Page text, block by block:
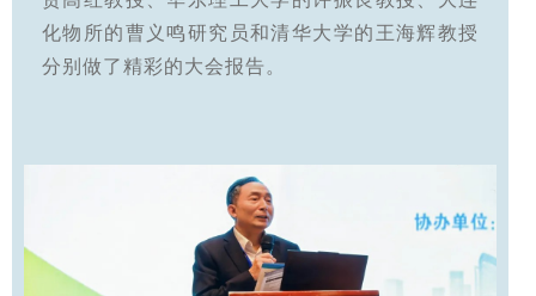
化物所的曹义鸣研究员和清华大学的王海辉教授
分别做了精彩的大会报告。